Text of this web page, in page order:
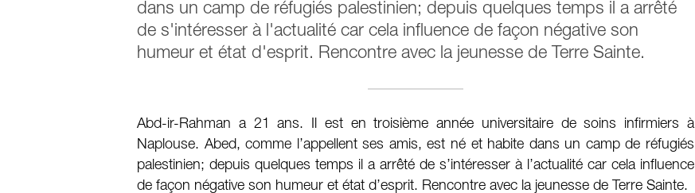
dans un camp de réfugiés palestinien; depuis quelques temps il a arrêté
de s'intéresser à l'actualité car cela influence de façon négative son
humeur et état d'esprit. Rencontre avec la jeunesse de Terre Sainte.
Abd-ir-Rahman a 21 ans. Il est en troisième année universitaire de soins infirmiers à
Naplouse. Abed, comme l’appellent ses amis, est né et habite dans un camp de réfugiés
palestinien; depuis quelques temps il a arrêté de s’intéresser à l’actualité car cela influence
de façon négative son humeur et état d’esprit. Rencontre avec la jeunesse de Terre Sainte.